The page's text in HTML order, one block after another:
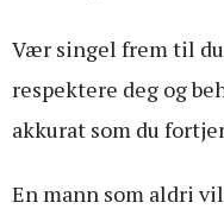
Vær singel frem til
respektere deg og
akkurat som du
En mann som aldri